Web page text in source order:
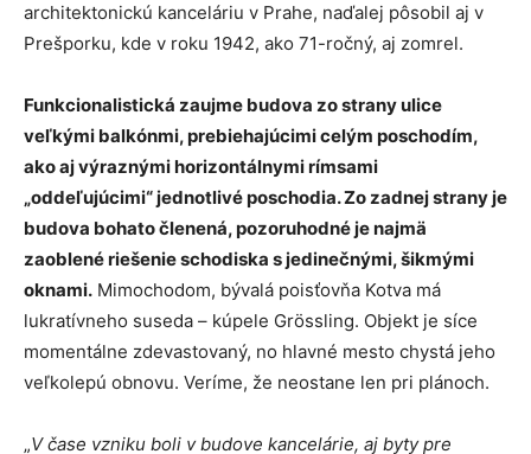
architektonickú kanceláriu v Prahe, naďalej pôsobil aj v
Prešporku, kde v roku 1942, ako 71-ročný, aj zomrel.
Funkcionalistická zaujme budova zo strany ulice
veľkými balkónmi, prebiehajúcimi celým poschodím,
ako aj výraznými horizontálnymi rímsami
„oddeľujúcimi“ jednotlivé poschodia. Zo zadnej strany je
budova bohato členená, pozoruhodné je najmä
zaoblené riešenie schodiska s jedinečnými, šikmými
oknami. Mimochodom, bývalá poisťovňa Kotva má
lukratívneho suseda – kúpele Grössling. Objekt je síce
momentálne zdevastovaný, no hlavné mesto chystá jeho
veľkolepú obnovu. Veríme, že neostane len pri plánoch.
„V čase vzniku boli v budove kancelárie, aj byty pre